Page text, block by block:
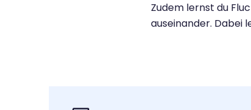
Zudem lernst du
auseinander. Dabei